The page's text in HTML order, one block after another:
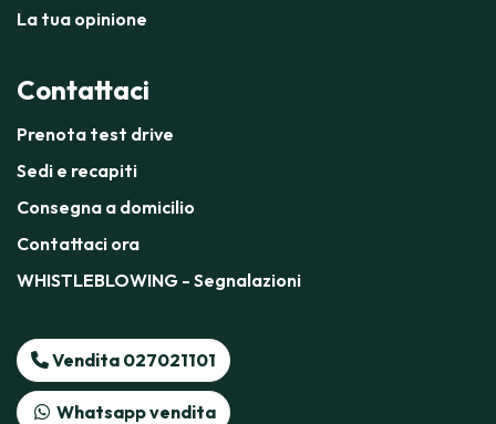
La tua opinione
Contattaci
Prenota test drive
Sedi e recapiti
Consegna a domicilio
Contattaci ora
WHISTLEBLOWING - Segnalazioni
Vendita 027021101
Whatsapp vendita